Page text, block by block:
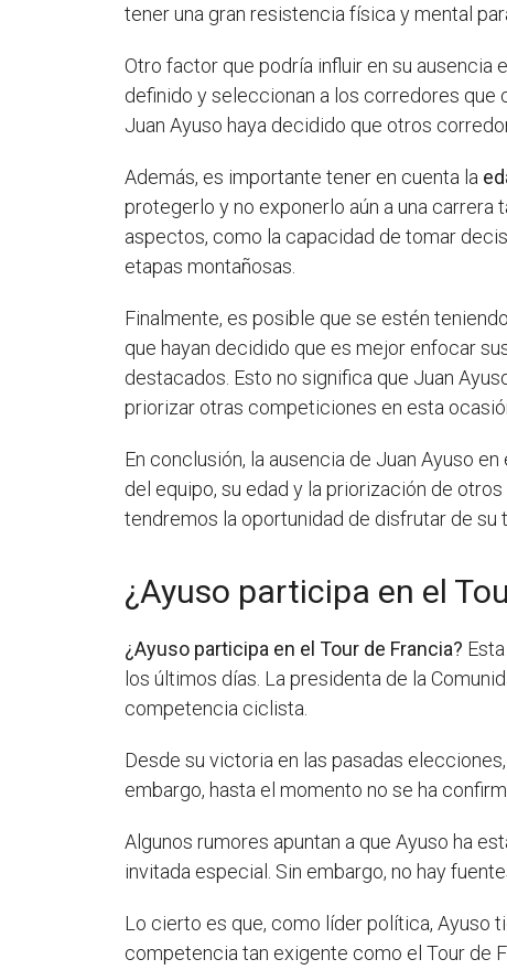
tener una gran resistencia física y mental
Otro factor que podría influir en su ausencia
definido y seleccionan a los corredores que
Juan Ayuso haya decidido que otros
Además, es importante tener en cuenta la
protegerlo y no exponerlo aún a una carrera
aspectos, como la capacidad de tomar
etapas montañosas.
Finalmente, es posible que se estén
que hayan decidido que es mejor enfocar
destacados. Esto no significa que Juan
priorizar otras competiciones en esta
En conclusión, la ausencia de Juan Ayuso
del equipo, su edad y la priorización de
tendremos la oportunidad de disfrutar de
¿Ayuso participa en el
¿Ayuso participa en el Tour de Francia?
los últimos días. La presidenta de la
competencia ciclista.
Desde su victoria en las pasadas
embargo, hasta el momento no se ha
Algunos rumores apuntan a que Ayuso ha
invitada especial. Sin embargo, no hay
Lo cierto es que, como líder política, Ayuso
competencia tan exigente como el Tour de